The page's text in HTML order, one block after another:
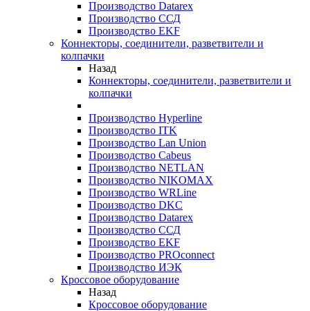
Производство Datarex
Производство ССД
Производство EKF
Коннекторы, соединители, разветвители и
колпачки
Назад
Коннекторы, соединители, разветвители и
колпачки
Производство Hyperline
Производство ITK
Производство Lan Union
Производство Cabeus
Производство NETLAN
Производство NIKOMAX
Производство WRLine
Производство DKC
Производство Datarex
Производство ССД
Производство EKF
Производство PROconnect
Производство ИЭК
Кроссовое оборудование
Назад
Кроссовое оборудование